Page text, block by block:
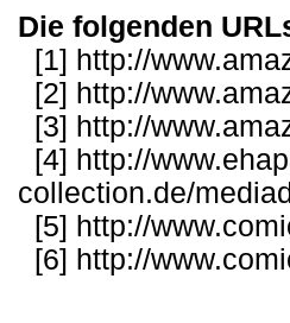
Die folgenden
[1] http://
[2] http://
[3] http://
[4] http://
collection.de/
[5] http://
[6] http://